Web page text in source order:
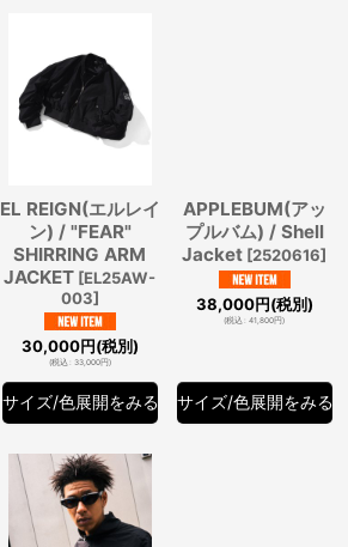
EL REIGN(エルレイ
ン) / "FEAR"
SHIRRING ARM
JACKET [EL25AW-
003]
30,000円(税別)
(税込: 33,000円)
サイズ/色展開をみる
APPLEBUM(アッ
プルバム) / Shell
Jacket [2520616]
38,000円(税別)
(税込: 41,800円)
サイズ/色展開をみる